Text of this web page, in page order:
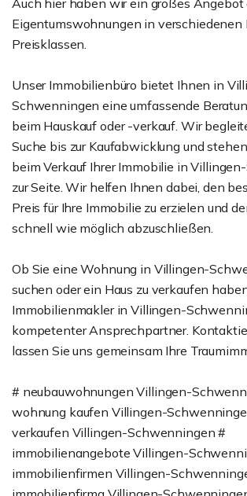
Auch hier haben wir ein großes Angebot
Eigentumswohnungen in verschiedenen
Preisklassen.
Unser Immobilienbüro bietet Ihnen in
Schwenningen eine umfassende
beim Hauskauf oder -verkauf. Wir
Suche bis zur Kaufabwicklung und
beim Verkauf Ihrer Immobilie in
zur Seite. Wir helfen Ihnen dabei, den
Preis für Ihre Immobilie zu erzielen und
schnell wie möglich abzuschließen.
Ob Sie eine Wohnung in Villingen-
suchen oder ein Haus zu verkaufen
Immobilienmakler in Villingen-
kompetenter Ansprechpartner.
lassen Sie uns gemeinsam Ihre
# neubauwohnungen Villingen-
wohnung kaufen Villingen-
verkaufen Villingen-Schwenningen #
immobilienangebote Villingen-
immobilienfirmen Villingen-